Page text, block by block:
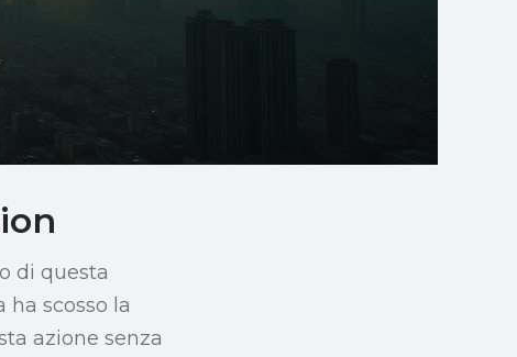
di questa
scosso la
azione senza